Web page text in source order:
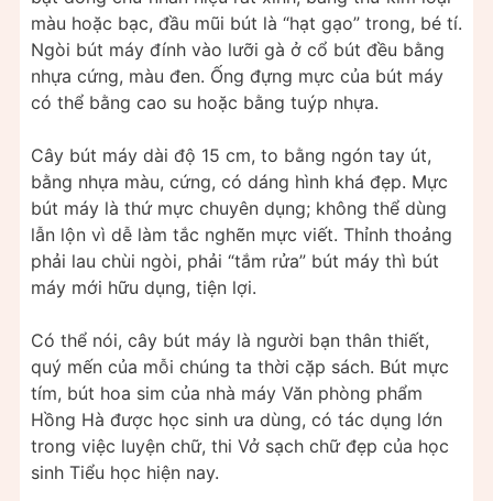
màu hoặc bạc, đầu mũi bút là “hạt gạo” trong, bé tí.
Ngòi bút máy đính vào lưỡi gà ở cổ bút đều bằng
nhựa cứng, màu đen. Ống đựng mực của bút máy
có thể bằng cao su hoặc bằng tuýp nhựa.
Cây bút máy dài độ 15 cm, to bằng ngón tay út,
bằng nhựa màu, cứng, có dáng hình khá đẹp. Mực
bút máy là thứ mực chuyên dụng; không thể dùng
lẫn lộn vì dễ làm tắc nghẽn mực viết. Thỉnh thoảng
phải lau chùi ngòi, phải “tắm rửa” bút máy thì bút
máy mới hữu dụng, tiện lợi.
Có thể nói, cây bút máy là người bạn thân thiết,
quý mến của mỗi chúng ta thời cặp sách. Bút mực
tím, bút hoa sim của nhà máy Văn phòng phẩm
Hồng Hà được học sinh ưa dùng, có tác dụng lớn
trong việc luyện chữ, thi Vở sạch chữ đẹp của học
sinh Tiểu học hiện nay.